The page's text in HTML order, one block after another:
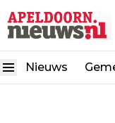
Nieuws